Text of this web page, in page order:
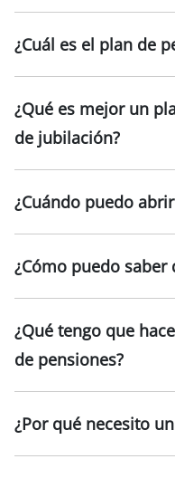
¿Cuál es el plan de
¿Qué es mejor un
de jubilación?
¿Cuándo puedo
¿Cómo puedo saber
¿Qué tengo que
de pensiones?
¿Por qué necesito